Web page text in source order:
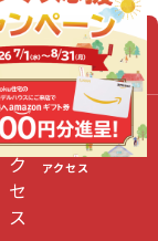
Ltd.
スタッフブログ
アクセス